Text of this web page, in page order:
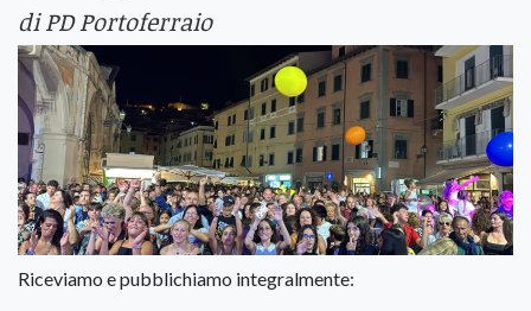
di PD Portoferraio
Riceviamo e pubblichiamo integralmente: